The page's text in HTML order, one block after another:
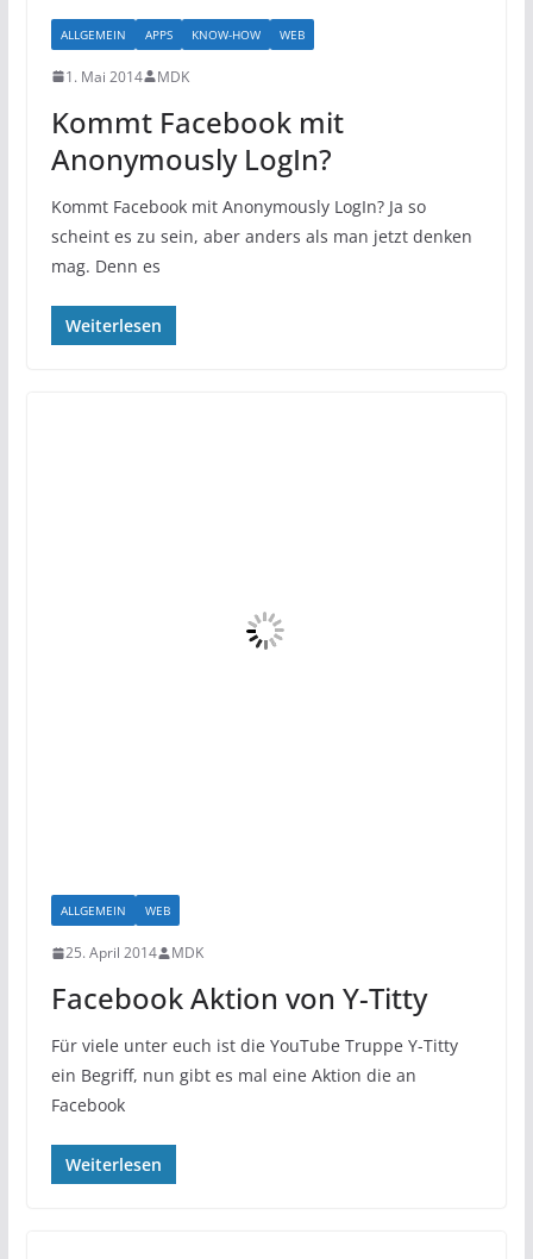
ALLGEMEIN APPS KNOW-HOW WEB
1. Mai 2014 MDK
Kommt Facebook mit
Anonymously LogIn?
Kommt Facebook mit Anonymously LogIn? Ja so
scheint es zu sein, aber anders als man jetzt denken
mag. Denn es
Weiterlesen
ALLGEMEIN WEB
25. April 2014 MDK
Facebook Aktion von Y-Titty
Für viele unter euch ist die YouTube Truppe Y-Titty
ein Begriff, nun gibt es mal eine Aktion die an
Facebook
Weiterlesen